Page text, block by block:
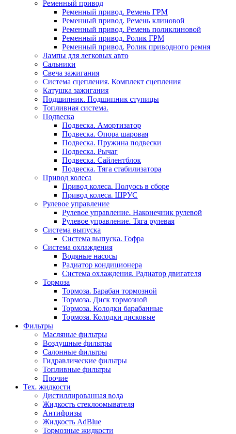
Ременный привод
Ременный привод. Ремень ГРМ
Ременный привод. Ремень клиновой
Ременный привод. Ремень поликлиновой
Ременный привод. Ролик ГРМ
Ременный привод. Ролик приводного ремня
Лампы для легковых авто
Сальники
Свеча зажигания
Система сцепления. Комплект сцепления
Катушка зажигания
Подшипник. Подшипник ступицы
Топливная система.
Подвеска
Подвеска. Амортизатор
Подвеска. Опора шаровая
Подвеска. Пружина подвески
Подвеска. Рычаг
Подвеска. Сайлентблок
Подвеска. Тяга стабилизатора
Привод колеса
Привод колеса. Полуось в сборе
Привод колеса. ШРУС
Рулевое управление
Рулевое управление. Наконечник рулевой
Рулевое управление. Тяга рулевая
Система выпуска
Система выпуска. Гофра
Система охлаждения
Водяные насосы
Радиатор кондиционера
Система охлаждения. Радиатор двигателя
Тормоза
Тормоза. Барабан тормозной
Тормоза. Диск тормозной
Тормоза. Колодки барабанные
Тормоза. Колодки дисковые
Фильтры
Масляные фильтры
Воздушные фильтры
Салонные фильтры
Гидравлические фильтры
Топливные фильтры
Прочие
Тех. жидкости
Дистиллированная вода
Жидкость стеклоомывателя
Антифризы
Жидкость AdBlue
Тормозные жидкости